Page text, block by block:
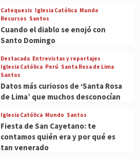
Catequesis Iglesia Católica Mundo
Recursos Santos
Cuando el diablo se enojó con
Santo Domingo
Destacada Entrevistas y reportajes
Iglesia Católica Perú Santa Rosa de Lima
Santos
Datos más curiosos de ‘Santa Rosa
de Lima’ que muchos desconocían
Iglesia Católica Mundo Santos
Fiesta de San Cayetano: te
contamos quién era y por qué es
tan venerado